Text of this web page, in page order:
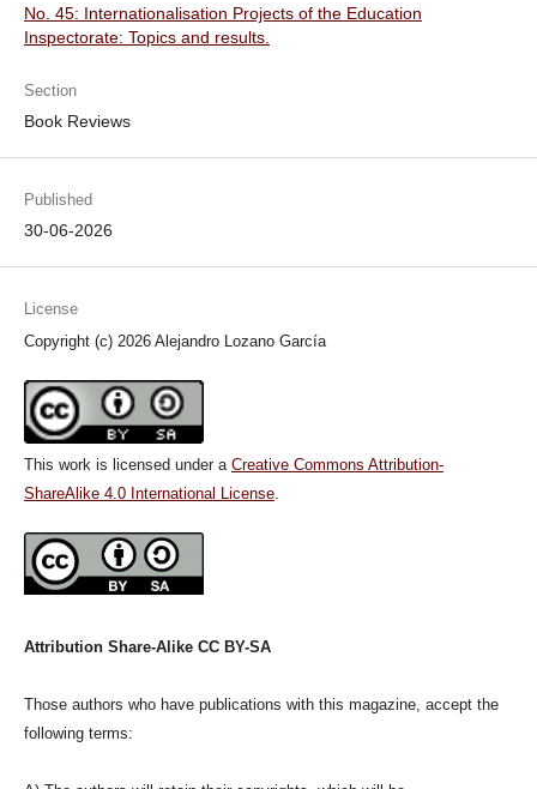
No. 45: Internationalisation Projects of the Education
Inspectorate: Topics and results.
Section
Book Reviews
Published
30-06-2026
License
Copyright (c) 2026 Alejandro Lozano García
This work is licensed under a Creative Commons Attribution-
ShareAlike 4.0 International License.
Attribution Share-Alike CC BY-SA
Those authors who have publications with this magazine, accept the
following terms: